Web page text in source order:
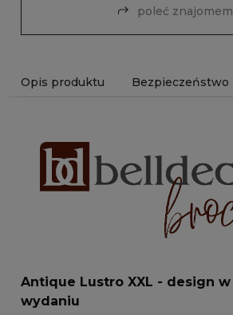
poleć
Opis produktu Bezpieczeństwo
Antique Lustro XXL - design
wydaniu